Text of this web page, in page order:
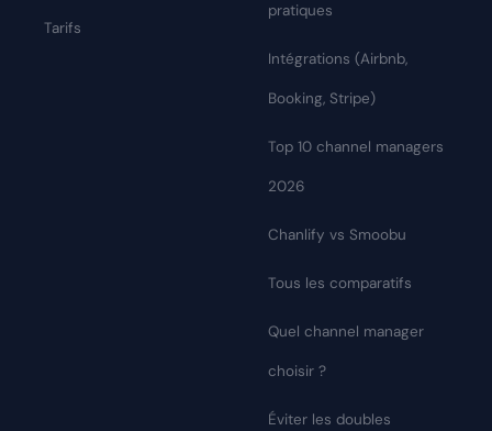
Tarifs
pratiques
Intégrations (Airbnb,
Booking, Stripe)
Top 10 channel managers
2026
Chanlify vs Smoobu
Tous les comparatifs
Quel channel manager
choisir ?
Éviter les doubles